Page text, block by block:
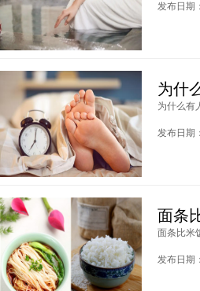
发布日期
为什
为什么有
发布日期
面条
面条比米
发布日期